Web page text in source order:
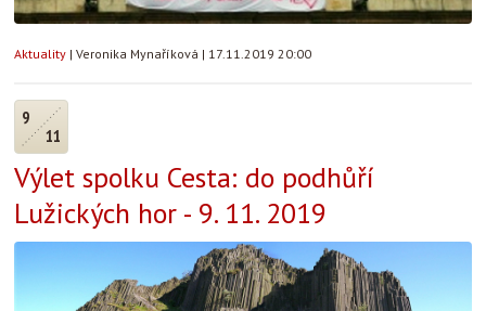
Aktuality | Veronika Mynaříková | 17.11.2019 20:00
9
11
Výlet spolku Cesta: do podhůří
Lužických hor - 9. 11. 2019